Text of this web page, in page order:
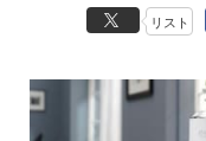
リスト